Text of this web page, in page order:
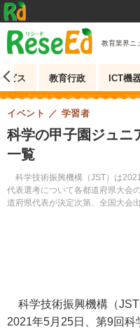
教育業界ニ
ビス 教育行政 ICT機
科学の甲子園ジュニ
一覧
科学技術振興機構（JST）は
代表選考について各都道府県大会
道府県代表が決定次第、全国大会
イベント 学習者
科学技術振興機構（
2021年5月25日、第9回科